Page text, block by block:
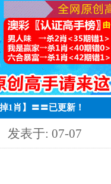
1肖】〓〓已更新！
发表于: 07-07